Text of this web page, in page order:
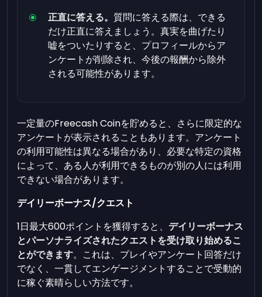
正直に答える。 質問に答える際は、できる
だけ正直に答えましょう。真実を曲げたり
嘘をついたりすると、プロフィールからア
ンケートが削除され、今後の報酬から除外
される可能性があります。
一定量のFreecash Coinを貯めると、さらに限定的な
アンケートが表示されることもあります。アンケート
の利用可能性は異なる場合があり、必要な特定の資格
によって、ある人が利用できるものが別の人には利用
できない場合があります。
デイリーボーナス/クエスト
1日最大600ポイントを獲得すると、 デイリーボーナス
とパーソナライズされたクエストを受け取り始めるこ
とができます。これは、プレイやアンケート回答だけ
でなく、一貫してエンゲージメントすることで受動的
に稼ぐ素晴らしい方法です。